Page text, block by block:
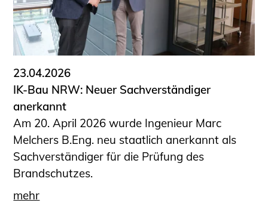
23.04.2026
IK-Bau NRW: Neuer Sachverständiger
anerkannt
Am 20. April 2026 wurde Ingenieur Marc
Melchers B.Eng. neu staatlich anerkannt als
Sachverständiger für die Prüfung des
Brandschutzes.
mehr